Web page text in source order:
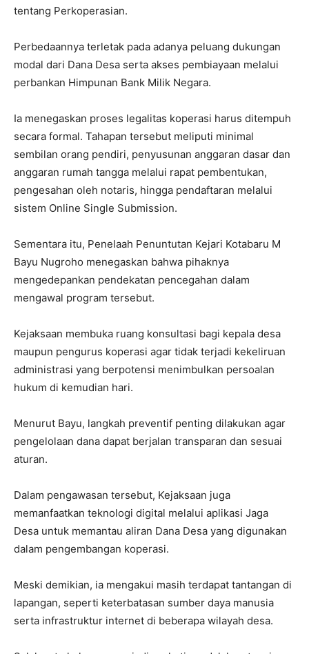
tentang Perkoperasian.
Perbedaannya terletak pada adanya peluang dukungan
modal dari Dana Desa serta akses pembiayaan melalui
perbankan Himpunan Bank Milik Negara.
Ia menegaskan proses legalitas koperasi harus ditempuh
secara formal. Tahapan tersebut meliputi minimal
sembilan orang pendiri, penyusunan anggaran dasar dan
anggaran rumah tangga melalui rapat pembentukan,
pengesahan oleh notaris, hingga pendaftaran melalui
sistem Online Single Submission.
Sementara itu, Penelaah Penuntutan Kejari Kotabaru M
Bayu Nugroho menegaskan bahwa pihaknya
mengedepankan pendekatan pencegahan dalam
mengawal program tersebut.
Kejaksaan membuka ruang konsultasi bagi kepala desa
maupun pengurus koperasi agar tidak terjadi kekeliruan
administrasi yang berpotensi menimbulkan persoalan
hukum di kemudian hari.
Menurut Bayu, langkah preventif penting dilakukan agar
pengelolaan dana dapat berjalan transparan dan sesuai
aturan.
Dalam pengawasan tersebut, Kejaksaan juga
memanfaatkan teknologi digital melalui aplikasi Jaga
Desa untuk memantau aliran Dana Desa yang digunakan
dalam pengembangan koperasi.
Meski demikian, ia mengakui masih terdapat tantangan di
lapangan, seperti keterbatasan sumber daya manusia
serta infrastruktur internet di beberapa wilayah desa.